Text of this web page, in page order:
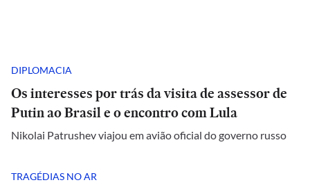
DIPLOMACIA
Os interesses por trás da visita de assessor de
Putin ao Brasil e o encontro com Lula
Nikolai Patrushev viajou em avião oficial do governo russo
TRAGÉDIAS NO AR